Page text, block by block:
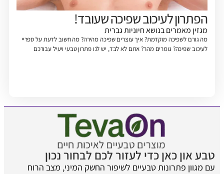
הפתרון לעיכוב שפיכה שעובד!
מגזין מאמרים בנושא חיוניות גברית
מה גורם לשפיכה מוקדמת? איך עוצרים שפיכה מהירה? מה חשוב לדעת על ספריי
לעיכוב שפיכה? גומרים מהר? אתם לא לבד, יש לנו פתרון טבעי ויעיל עבורכם
טבע און כאן כדי לעזור לכם לבחור נכון
עם מגוון פתרונות טבעיים לשיפור החשק המיני, מצב הרוח